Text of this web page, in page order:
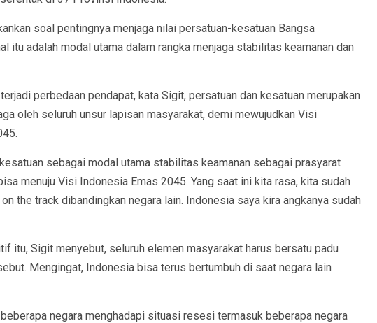
soal pentingnya menjaga nilai persatuan-kesatuan Bangsa
itu adalah modal utama dalam rangka menjaga stabilitas keamanan dan
perbedaan pendapat, kata Sigit, persatuan dan kesatuan merupakan
oleh seluruh unsur lapisan masyarakat, demi mewujudkan Visi
sebagai modal utama stabilitas keamanan sebagai prasyarat
menuju Visi Indonesia Emas 2045. Yang saat ini kita rasa, kita sudah
the track dibandingkan negara lain. Indonesia saya kira angkanya sudah
itu, Sigit menyebut, seluruh elemen masyarakat harus bersatu padu
Mengingat, Indonesia bisa terus bertumbuh di saat negara lain
beberapa negara menghadapi situasi resesi termasuk beberapa negara